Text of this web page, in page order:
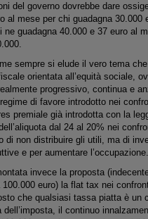
del governo dovrebbe dare
al mese per chi guadagna 30.000
ne guadagna 40.000 e 37 euro al
sempre si elude il vero tema
orientata all’equità sociale,
progressivo, continua e
di favore introdotto nei
premiale già introdotta con la
dal 24 al 20% nei
di non distribuire gli utili, ma di
e per aumentare l’occupazione.
invece la proposta
100.000 euro) la flat tax nei
che qualsiasi tassa piatta è un
dell’imposta, il continuo